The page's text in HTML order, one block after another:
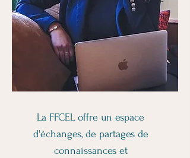
La FFCEL offre un espace
d'échanges, de partages de
connaissances et